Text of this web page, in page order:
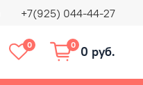
+7(925) 044-44-27
0 0 0 руб.